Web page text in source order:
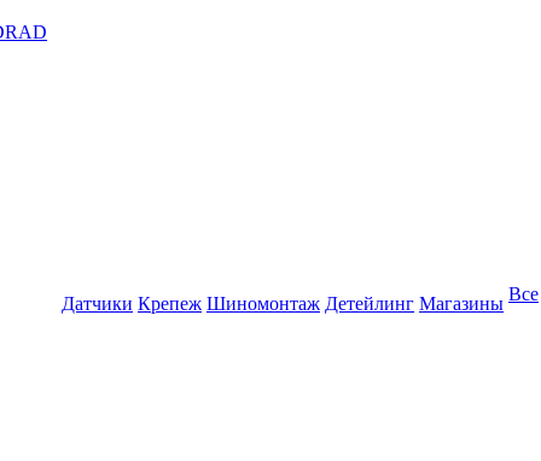
Датчики Крепеж Шиномонтаж Детейлинг Магазины Все